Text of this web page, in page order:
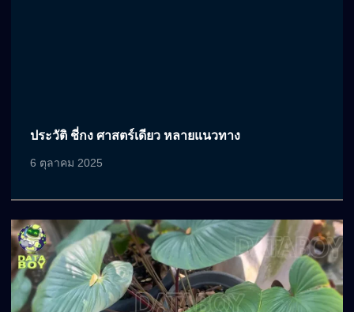
ประวัติ ชี่กง ศาสตร์เดียว หลายแนวทาง
6 ตุลาคม 2025